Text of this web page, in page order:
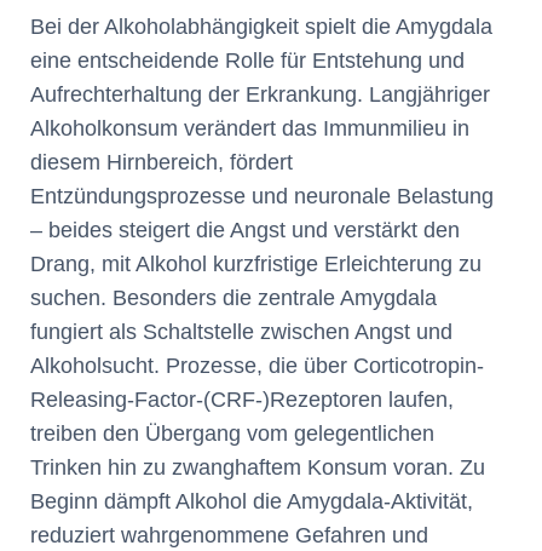
Bei der Alkoholabhängigkeit spielt die Amygdala
eine entscheidende Rolle für Entstehung und
Aufrechterhaltung der Erkrankung. Langjähriger
Alkoholkonsum verändert das Immunmilieu in
diesem Hirnbereich, fördert
Entzündungsprozesse und neuronale Belastung
– beides steigert die Angst und verstärkt den
Drang, mit Alkohol kurzfristige Erleichterung zu
suchen. Besonders die zentrale Amygdala
fungiert als Schaltstelle zwischen Angst und
Alkoholsucht. Prozesse, die über Corticotropin-
Releasing-Factor-(CRF-)Rezeptoren laufen,
treiben den Übergang vom gelegentlichen
Trinken hin zu zwanghaftem Konsum voran. Zu
Beginn dämpft Alkohol die Amygdala-Aktivität,
reduziert wahrgenommene Gefahren und